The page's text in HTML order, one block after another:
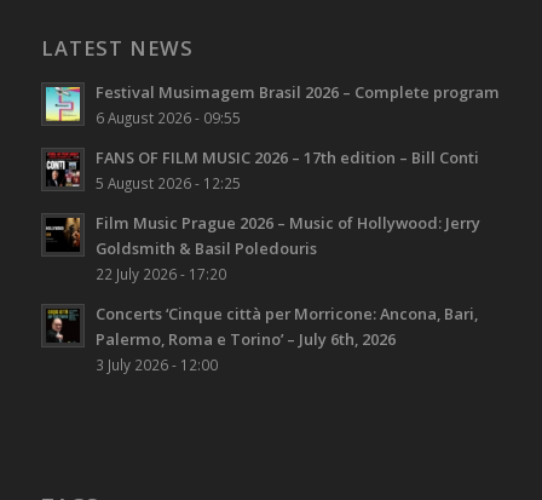
LATEST NEWS
Festival Musimagem Brasil 2026 – Complete program
6 August 2026 - 09:55
FANS OF FILM MUSIC 2026 – 17th edition – Bill Conti
5 August 2026 - 12:25
Film Music Prague 2026 – Music of Hollywood: Jerry
Goldsmith & Basil Poledouris
22 July 2026 - 17:20
Concerts ‘Cinque città per Morricone: Ancona, Bari,
Palermo, Roma e Torino’ – July 6th, 2026
3 July 2026 - 12:00